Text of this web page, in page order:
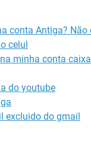
conta Antiga?
celul
minha conta
do youtube
excluido do gmail